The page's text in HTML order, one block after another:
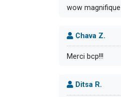
wow
Chava Z.
Merci bcp!!!
Ditsa R.